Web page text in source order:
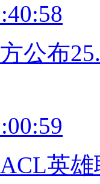
公布
英